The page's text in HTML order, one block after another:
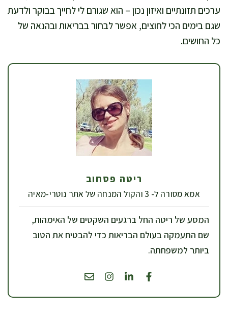
ערכים תזונתיים ואיזון נכון – הוא שגורם לי לחייך בבוקר ולדעת
שגם בימים הכי לחוצים, אפשר לבחור בבריאות ובהנאה של
כל החושים.
ריטה פסחוב
אמא מסורה ל- 3 והקול המנחה של אתר נוטרי-מאיה
המסע של ריטה החל ברגעים השקטים של האימהות,
שם התעמקה בעולם הבריאות כדי להבטיח את הטוב
ביותר למשפחתה.